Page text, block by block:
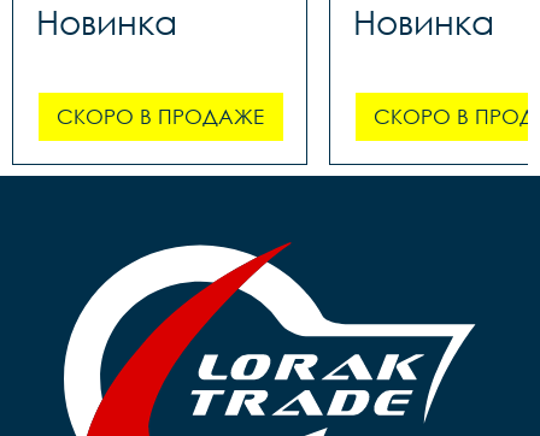
Новинка
СКОРО В ПРОДАЖЕ
Новинка
СКОРО В